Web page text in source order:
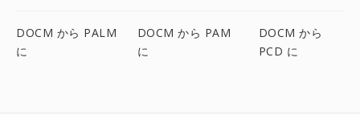
DOCM から PALM
に
DOCM から PAM
に
DOCM から
PCD に